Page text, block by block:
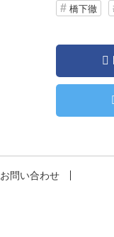
橋下徹
お問い合わせ